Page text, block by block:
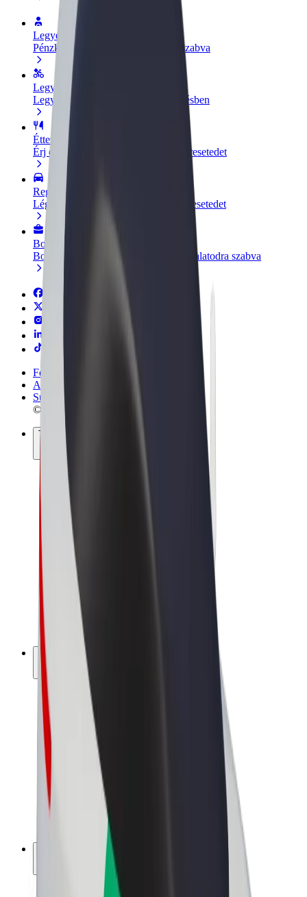
Legyél sofőr
Pénzkereseti lehetőség igényeidre szabva
Legyél futár
Legyél futár és részesülj heti kifizetésben
Étterem vagy üzlet hozzáadása
Érj el több felhasználót és növeld keresetedet
Regisztrálj flottatulajdonosként
Légy Bolt flottapartner és növeld keresetedet
Bolt for Business
Bolt termékek és szolgáltatások a vállalatodra szabva
Felhasználási feltételek
Adatvédelem
Sütik
© 2026 Bolt Technology OÜ
Termékek
Utazás
Rollerek
Bolt Market
Bolt Food
Bolt Drive
Bolt cégeknek
E-kerékpárok
Bolt Plus
Keress a Bolttal
Sofőrök
Sofőr kereset
Futár kereset
Bolt Food kereskedők
Franchise-ok